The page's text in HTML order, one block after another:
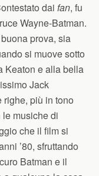
dai fan, fu
Wayne-Batman.
prova, sia
si muove sotto
Keaton e alla bella
Jack
righe, più in tono
musiche di
che il film si
’80, sfruttando
Batman e il